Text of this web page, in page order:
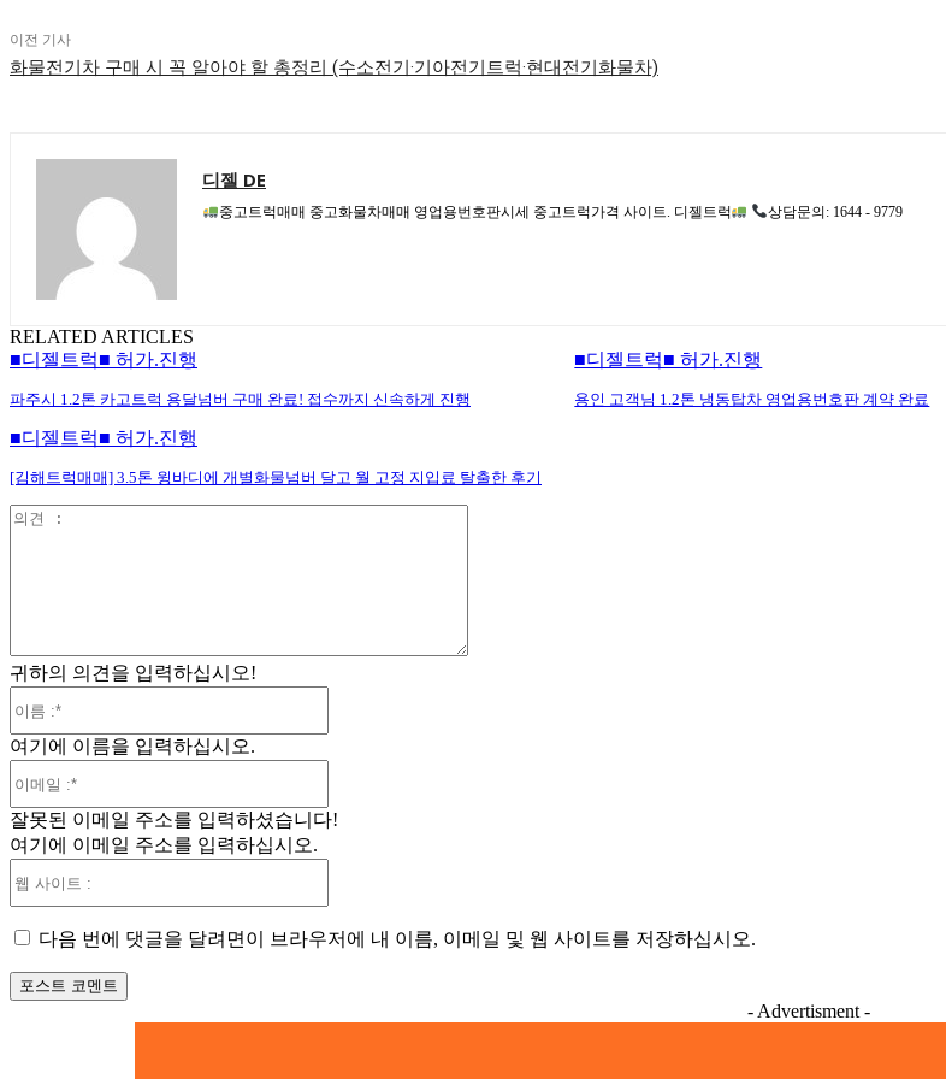
이전 기사
화물전기차 구매 시 꼭 알아야 할 총정리 (수소전기·기아전기트럭·현대전기화물차)
디젤 DE
중고트럭매매 중고화물차매매 영업용번호판시세 중고트럭가격 사이트. 디젤트럭 상담문의: 1644 - 9779
RELATED ARTICLES
■디젤트럭■ 허가.진행
파주시 1.2톤 카고트럭 용달넘버 구매 완료! 접수까지 신속하게 진행
■디젤트럭■ 허가.진행
용인 고객님 1.2톤 냉동탑차 영업용번호판 계약 완료
■디젤트럭■ 허가.진행
[김해트럭매매] 3.5톤 윙바디에 개별화물넘버 달고 월 고정 지입료 탈출한 후기
귀하의 의견을 입력하십시오!
여기에 이름을 입력하십시오.
일
잘못된 이메일 주소를 입력하셨습니다!
여기에 이메일 주소를 입력하십시오.
트
다음 번에 댓글을 달려면이 브라우저에 내 이름, 이메일 및 웹 사이트를 저장하십시오.
- Advertisment -